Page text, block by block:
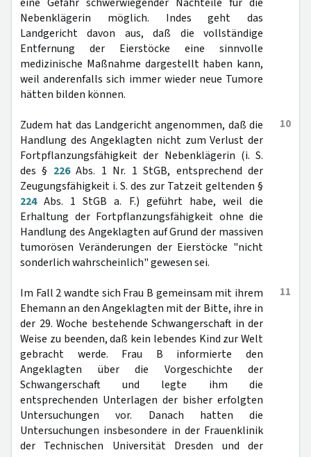
Nebenklägerin möglich. Indes geht das
Landgericht davon aus, daß die vollständige
Entfernung der Eierstöcke eine sinnvolle
medizinische Maßnahme dargestellt haben kann,
weil anderenfalls sich immer wieder neue Tumore
hätten bilden können.
10
Zudem hat das Landgericht angenommen, daß die
Handlung des Angeklagten nicht zum Verlust der
Fortpflanzungsfähigkeit der Nebenklägerin (i. S.
des § 226Abs. 1 Nr. 1 StGB, entsprechend der
Zeugungsfähigkeit i. S. des zur Tatzeit geltenden §
224Abs. 1 StGB a. F.) geführt habe, weil die
Erhaltung der Fortpflanzungsfähigkeit ohne die
Handlung des Angeklagten auf Grund der massiven
tumorösen Veränderungen der Eierstöcke "nicht
sonderlich wahrscheinlich" gewesen sei.
11
Im Fall 2 wandte sich Frau B gemeinsam mit ihrem
Ehemann an den Angeklagten mit der Bitte, ihre in
der 29. Woche bestehende Schwangerschaft in der
Weise zu beenden, daß kein lebendes Kind zur Welt
gebracht werde. Frau B informierte den
Angeklagten über die Vorgeschichte der
Schwangerschaft und legte ihm die
entsprechenden Unterlagen der bisher erfolgten
Untersuchungen vor. Danach hatten die
Untersuchungen insbesondere in der Frauenklinik
der Technischen Universität Dresden und der